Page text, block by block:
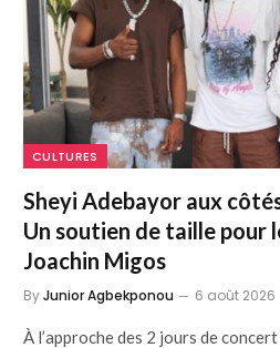
CULTURES
Sheyi Adebayor aux
Un soutien de taille pour
Joachin Migos
ByJunior Agbekponou 6 août 2026
À l’approche des 2 jours de